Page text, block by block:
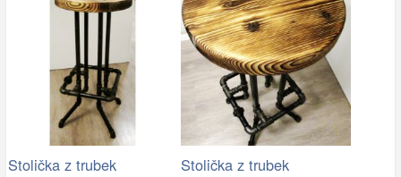
Stolička z trubek Stolička z trubek